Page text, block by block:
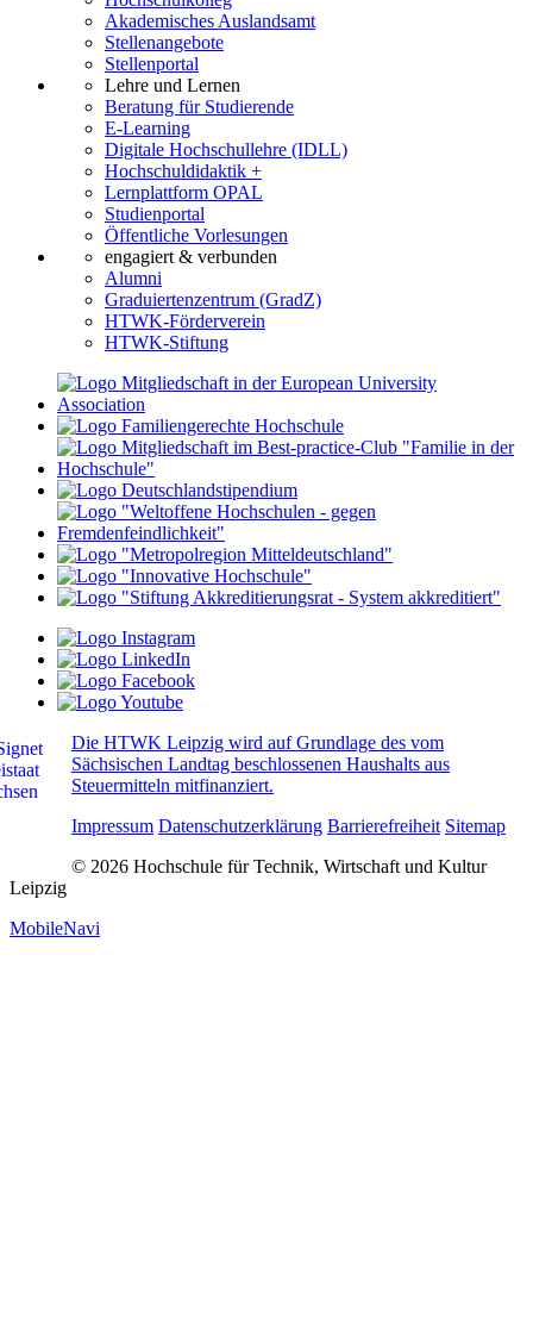
Akademisches Auslandsamt
Stellenangebote
Stellenportal
Lehre und Lernen
Beratung für Studierende
E-Learning
Digitale Hochschullehre (IDLL)
Hochschuldidaktik +
Lernplattform OPAL
Studienportal
Öffentliche Vorlesungen
engagiert & verbunden
Alumni
Graduiertenzentrum (GradZ)
HTWK-Förderverein
HTWK-Stiftung
Die HTWK Leipzig wird auf Grundlage des vom
Sächsischen Landtag beschlossenen Haushalts aus
Steuermitteln mitfinanziert.
Impressum Datenschutzerklärung Barrierefreiheit Sitemap
© 2026 Hochschule für Technik, Wirtschaft und Kultur
Leipzig
MobileNavi